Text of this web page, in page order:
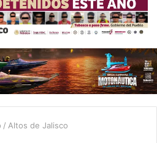
/ Altos de Jalisco